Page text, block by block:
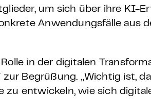
um sich über ihre KI-
Anwendungsfälle aus
in der digitalen
Begrüßung. „Wichtig ist,
zu entwickeln, wie sich